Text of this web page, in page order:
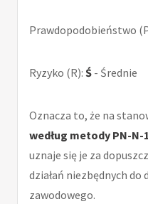
Prawdopodobieństwo
Ryzyko (R): Ś - Średnie
Oznacza to, że na
według metody PN-N-
uznaje się je za
działań niezbędnych
zawodowego.